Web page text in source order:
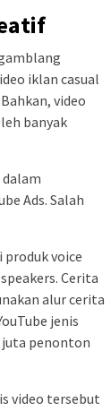
iklan casual
video
banyak
Ads. Salah
voice
Cerita
alur cerita
jenis
juta penonton
video tersebut